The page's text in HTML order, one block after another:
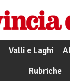
Valli e Laghi
Rubriche